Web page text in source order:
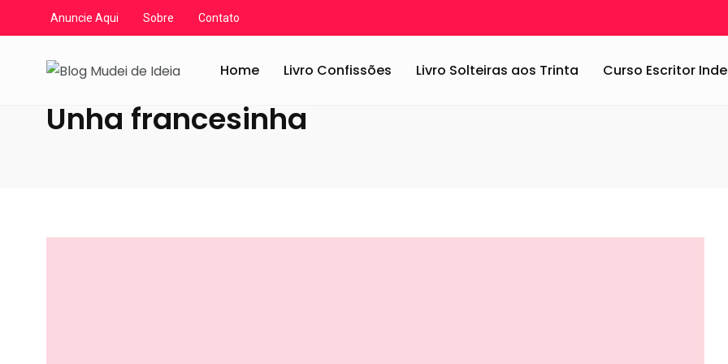
Anuncie Aqui Sobre Contato
Home Livro Confissões Livro Solteiras aos Trinta Curso Escritor
Blog Mudei de Ideia / Artigos / Unha francesinha
Unha francesinha